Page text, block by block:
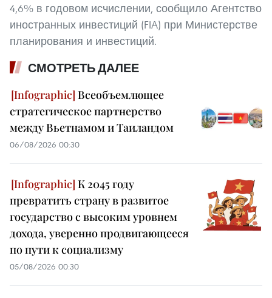
4,6% в годовом исчислении, сообщило Агентство
иностранных инвестиций (FIA) при Министерстве
планирования и инвестиций.
СМОТРЕТЬ ДАЛЕЕ
Всеобъемлющее
стратегическое партнерство
между Вьетнамом и Таиландом
06/08/2026 00:30
К 2045 году
превратить страну в развитое
государство с высоким уровнем
дохода, уверенно продвигающееся
по пути к социализму
05/08/2026 00:30